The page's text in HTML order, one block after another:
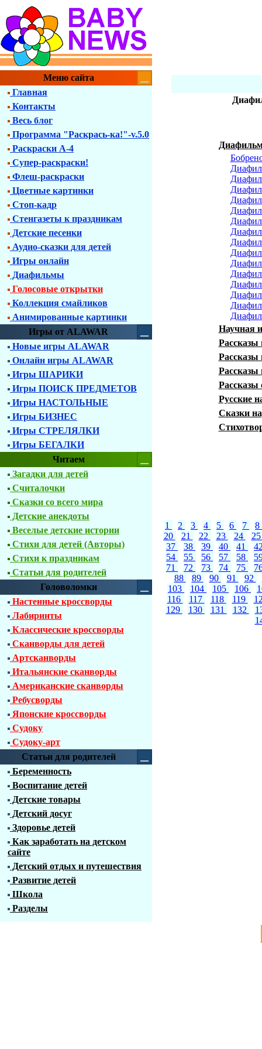
Меню сайта
Главная
Контакты
Весь блог
Программа "Раскрась-ка!"-v.5.0
Раскраски А-4
Супер-раскраски!
Флеш-раскраски
Цветные картинки
Стоп-кадр
Стенгазеты к праздникам
Детские песенки
Аудио-сказки для детей
Игры онлайн
Диафильмы
Голосовые открытки
Коллекция смайликов
Анимированные картинки
Игры от ALAWAR
Новые игры ALAWAR
Онлайн игры ALAWAR
Игры ШАРИКИ
Игры ПОИСК ПРЕДМЕТОВ
Игры НАСТОЛЬНЫЕ
Игры БИЗНЕС
Игры СТРЕЛЯЛКИ
Игры БЕГАЛКИ
Читаем
Загадки для детей
Считалочки
Сказки со всего мира
Детские анекдоты
Веселые детские истории
Стихи для детей (Авторы)
Стихи к праздникам
Статьи для родителей
Головоломки
Настенные кроссворды
Лабиринты
Классические кроссворды
Сканворды для детей
Артсканворды
Итальянские сканворды
Американские сканворды
Ребусворды
Японские кроссворды
Судоку
Судоку-арт
Статьи для родителей
Беременность
Воспитание детей
Детские товары
Детский досуг
Здоровье детей
Как заработать на детском
сайте
Детский отдых и путешествия
Развитие детей
Школа
Разделы
Научная
Рассказы
Рассказы
Рассказы
Русские
Сказки
1 2 3 4 5 6 7
8
20
21 22 23 24
37
38 39 40 41
54
55 56 57 58
71
72 73 74 75
88
89 90 91 92
103
104 105 106
116
117 118 119
129
130 131 132